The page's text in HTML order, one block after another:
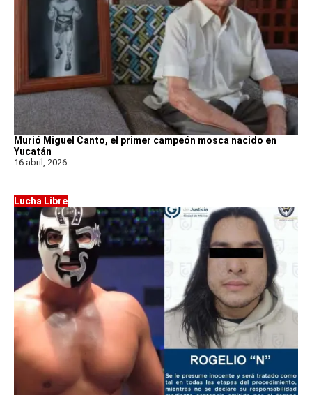
Murió Miguel Canto, el primer campeón mosca nacido en
Yucatán
16 abril, 2026
Lucha Libre